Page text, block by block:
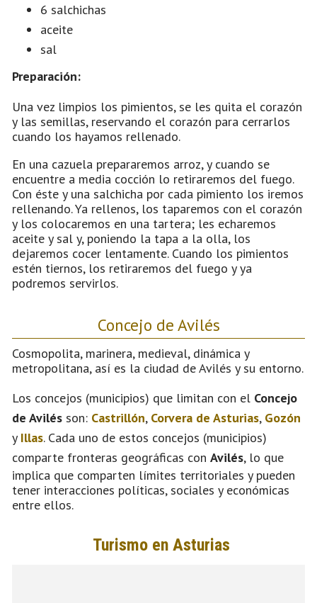
6 salchichas
aceite
sal
Preparación:
Una vez limpios los pimientos, se les quita el corazón
y las semillas, reservando el corazón para cerrarlos
cuando los hayamos rellenado.
En una cazuela prepararemos arroz, y cuando se
encuentre a media cocción lo retiraremos del fuego.
Con éste y una salchicha por cada pimiento los iremos
rellenando. Ya rellenos, los taparemos con el corazón
y los colocaremos en una tartera; les echaremos
aceite y sal y, poniendo la tapa a la olla, los
dejaremos cocer lentamente. Cuando los pimientos
estén tiernos, los retiraremos del fuego y ya
podremos servirlos.
Concejo de Avilés
Cosmopolita, marinera, medieval, dinámica y
metropolitana, así es la ciudad de Avilés y su entorno.
Los concejos (municipios) que limitan con el Concejo
de Avilés son: Castrillón, Corvera de Asturias, Gozón
y Illas. Cada uno de estos concejos (municipios)
comparte fronteras geográficas con Avilés, lo que
implica que comparten límites territoriales y pueden
tener interacciones políticas, sociales y económicas
entre ellos.